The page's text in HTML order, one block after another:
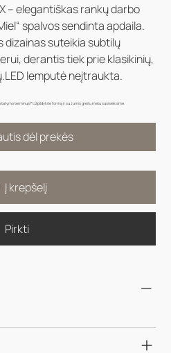
– elegantiškas rankų darbo
spalvos sendinta apdaila.
dizainas suteikia subtilų
derantis tiek prie klasikinių,
lemputė neįtraukta.
terminus? Užpildykite formą ir su Jumis greitu metu susisieksime.
dėl prekės
Į krepšelį
Pirkti